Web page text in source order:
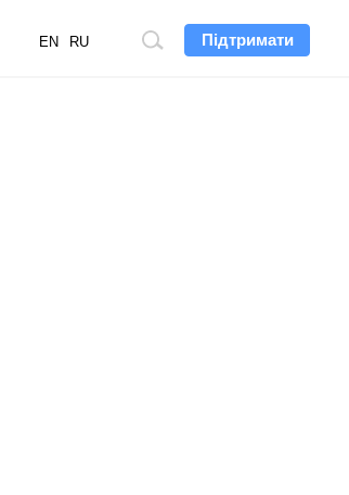
Підтримати
Пошук
EN RU